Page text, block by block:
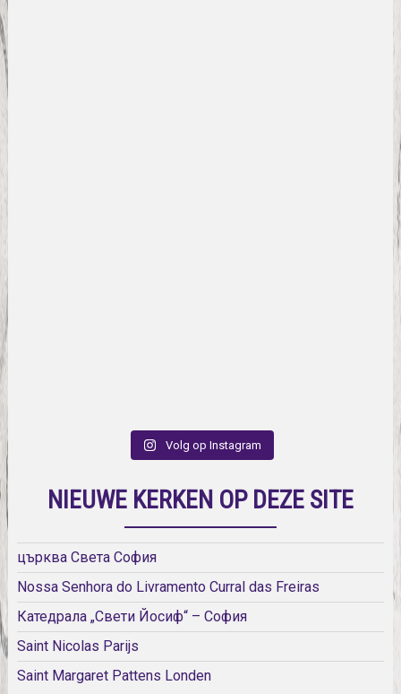
Volg op Instagram
NIEUWE KERKEN OP DEZE SITE
църква Света София
Nossa Senhora do Livramento Curral das Freiras
Катедрала „Свети Йосиф“ – София
Saint Nicolas Parijs
Saint Margaret Pattens Londen